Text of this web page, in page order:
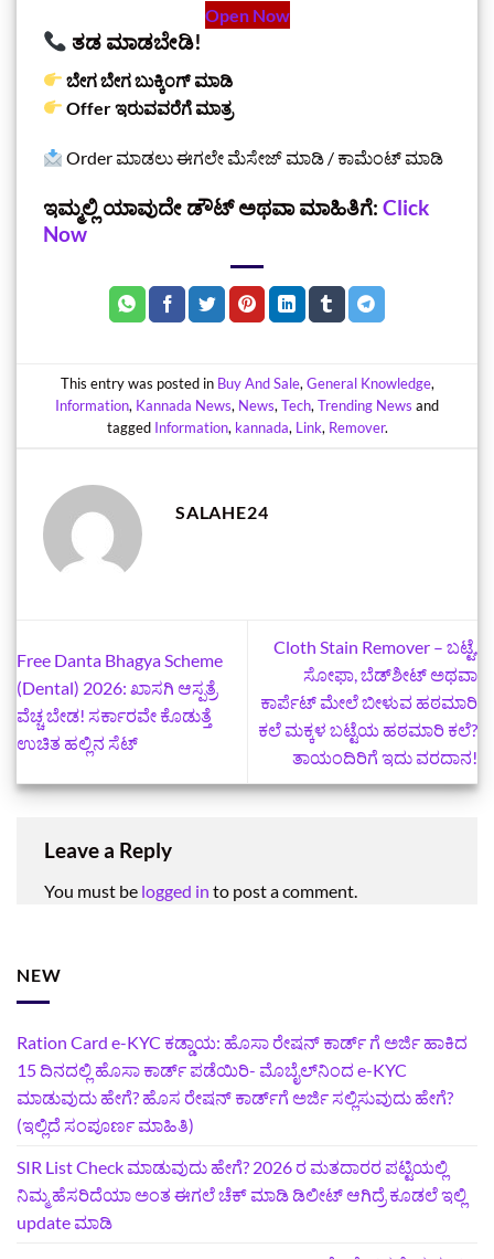
Open Now
ತಡ ಮಾಡಬೇಡಿ!
ಬೇಗ ಬೇಗ ಬುಕ್ಕಿಂಗ್ ಮಾಡಿ
Offer ಇರುವವರೆಗೆ ಮಾತ್ರ
Order ಮಾಡಲು ಈಗಲೇ ಮೆಸೇಜ್ ಮಾಡಿ / ಕಾಮೆಂಟ್ ಮಾಡಿ
ಇಮ್ಮಲ್ಲಿ ಯಾವುದೇ ಡೌಟ್‌ ಅಥವಾ ಮಾಹಿತಿಗೆ: Click
Now
This entry was posted in Buy And Sale, General Knowledge,
Information, Kannada News, News, Tech, Trending News and
tagged Information, kannada, Link, Remover.
SALAHE24
Free Danta Bhagya Scheme
(Dental) 2026: ಖಾಸಗಿ ಆಸ್ಪತ್ರೆ
ವೆಚ್ಚ ಬೇಡ! ಸರ್ಕಾರವೇ ಕೊಡುತ್ತೆ
ಉಚಿತ ಹಲ್ಲಿನ ಸೆಟ್
Cloth Stain Remover – ಬಟ್ಟೆ,
ಸೋಫಾ, ಬೆಡ್‌ಶೀಟ್ ಅಥವಾ
ಕಾರ್ಪೆಟ್ ಮೇಲೆ ಬೀಳುವ ಹಠಮಾರಿ
ಕಲೆ ಮಕ್ಕಳ ಬಟ್ಟೆಯ ಹಠಮಾರಿ ಕಲೆ?
ತಾಯಂದಿರಿಗೆ ಇದು ವರದಾನ!
Leave a Reply
You must be logged in to post a comment.
NEW
Ration Card e-KYC ಕಡ್ಡಾಯ: ಹೊಸಾ ರೇಷನ್‌ ಕಾರ್ಡ್‌ ಗೆ ಅರ್ಜಿ ಹಾಕಿದ
15 ದಿನದಲ್ಲಿ ಹೊಸಾ ಕಾರ್ಡ್‌ ಪಡೆಯಿರಿ- ಮೊಬೈಲ್‌ನಿಂದ e-KYC
ಮಾಡುವುದು ಹೇಗೆ? ಹೊಸ ರೇಷನ್ ಕಾರ್ಡ್‌ಗೆ ಅರ್ಜಿ ಸಲ್ಲಿಸುವುದು ಹೇಗೆ?
(ಇಲ್ಲಿದೆ ಸಂಪೂರ್ಣ ಮಾಹಿತಿ)
SIR List Check ಮಾಡುವುದು ಹೇಗೆ? 2026 ರ ಮತದಾರರ ಪಟ್ಟಿಯಲ್ಲಿ
ನಿಮ್ಮ ಹೆಸರಿದೆಯಾ ಅಂತ ಈಗಲೆ ಚೆಕ್‌ ಮಾಡಿ ಡಿಲೀಟ್‌ ಆಗಿದ್ರೆ ಕೂಡಲೆ ಇಲ್ಲಿ
update ಮಾಡಿ